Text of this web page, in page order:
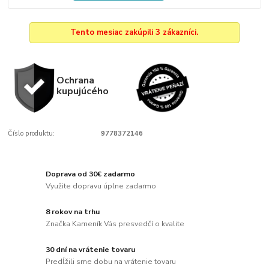
Tento mesiac zakúpili 3 zákazníci.
Ochrana
kupujúcého
Číslo produktu: 9778372146
Doprava od 30€ zadarmo
Využite dopravu úplne zadarmo
8 rokov na trhu
Značka Kameník Vás presvedčí o kvalite
30 dní na vrátenie tovaru
Predĺžili sme dobu na vrátenie tovaru